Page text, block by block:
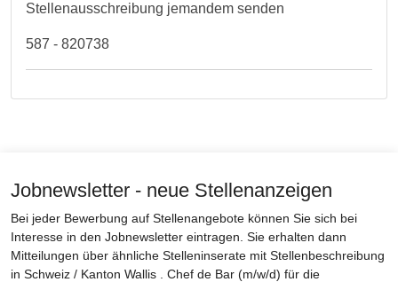
Stellenausschreibung jemandem senden
587 - 820738
Jobnewsletter - neue Stellenanzeigen
Bei jeder Bewerbung auf Stellenangebote können Sie sich bei
Interesse in den Jobnewsletter eintragen. Sie erhalten dann
Mitteilungen über ähnliche Stelleninserate mit Stellenbeschreibung
in Schweiz / Kanton Wallis . Chef de Bar (m/w/d) für die